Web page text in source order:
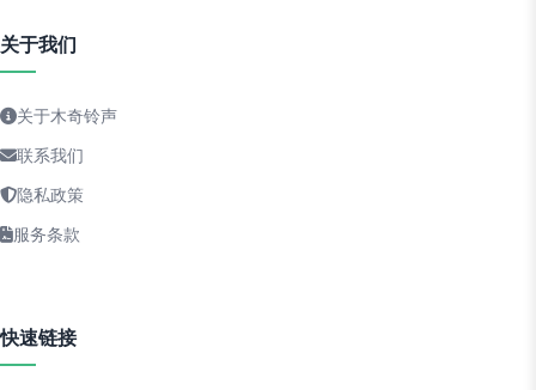
关于我们
关于木奇铃声
联系我们
隐私政策
服务条款
快速链接